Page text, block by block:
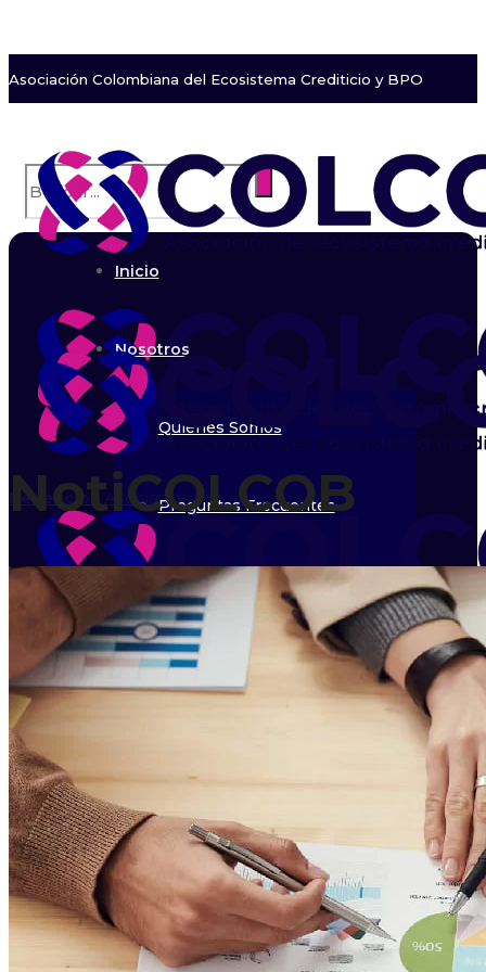
Asociación Colombiana del Ecosistema Crediticio y BPO
Beneficios Asociados
Eventos Calendario
DirectorioAsociados
Inicio
Nosotros
Quiénes Somos
Preguntas Frecuentes
Órganos de Dirección
Beneficios Asociados
Directorio Asociados
Líneas de trabajo
Nosotros
Quiénes Somos
NotiCOLCOB